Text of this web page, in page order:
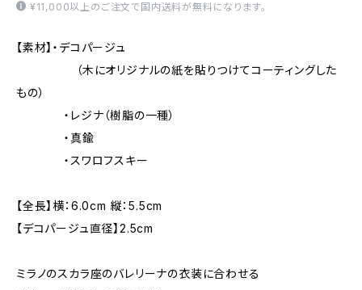
¥11,000以上のご注文で国内送料が無料になります。
【素材】・デコパージュ
（木にオリジナルの紙を貼りつけてコーティングした
もの）
・レジナ（樹脂の一種）
・真鍮
・スワロフスキー
【全長】横：6.0cm 縦：5.5cm
【デコパージュ直径】2.5cm
ミラノのスカラ座のバレリーナの衣装に合わせる